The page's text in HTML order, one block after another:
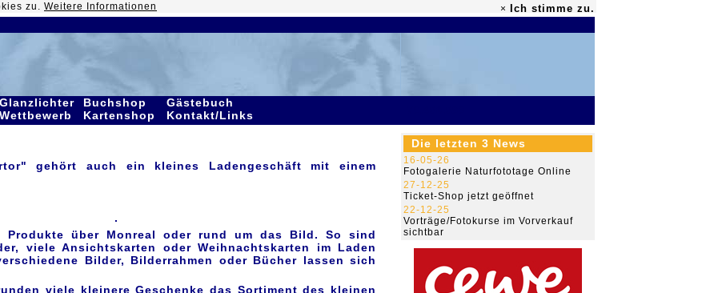
zu. Weitere Informationen × Ich stimme zu.
Glanzlichter
Wettbewerb
Buchshop
Kartenshop
Gästebuch
Kontakt/Links
gehört auch ein kleines Ladengeschäft mit einem
.
Produkte über Monreal oder rund um das Bild. So sind
viele Ansichtskarten oder Weihnachtskarten im Laden
Bilder, Bilderrahmen oder Bücher lassen sich
viele kleinere Geschenke das Sortiment des kleinen
Die letzten 3 News
16-05-26
Fotogalerie Naturfototage Online
27-12-25
Ticket-Shop jetzt geöffnet
22-12-25
Vorträge/Fotokurse im Vorverkauf
sichtbar